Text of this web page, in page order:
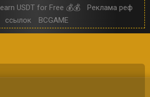
earn USDT for Free 💰💰
Реклама реф
ссылок
BCGAME